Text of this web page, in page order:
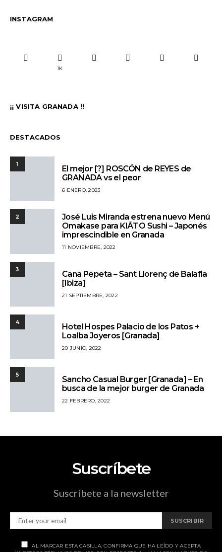
INSTAGRAM
1K
¡¡ VISITA GRANADA !!
DESTACADOS
1
El mejor [?] ROSCÓN de REYES de
GRANADA vs el peor
6 ENERO, 2023
2
José Luis Miranda estrena nuevo Menú
Omakase para KIĀTO Sushi – Japonés
imprescindible en Granada
11 NOVIEMBRE, 2022
3
Cana Pepeta – Sant Llorenç de Balafia
[Ibiza]
21 SEPTIEMBRE, 2022
4
Hotel Hospes Palacio de los Patos +
Loalba Joyeros [Granada]
20 JUNIO, 2022
5
Sancho Casual Burger [Granada] – En
busca de la mejor burger de Granada
22 FEBRERO, 2022
Suscríbete
Suscríbete a la newsletter
SUSCRIBIR
AL MARCAR ESTA CASILLA, CONFIRMA QUE HA LEÍDO Y ACEPTA